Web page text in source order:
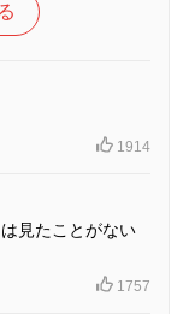
1914
見たことがない
1757